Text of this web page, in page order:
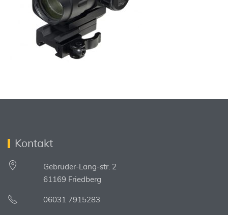
Kontakt
Gebrüder-Lang-str. 2
61169 Friedberg
06031 7915283